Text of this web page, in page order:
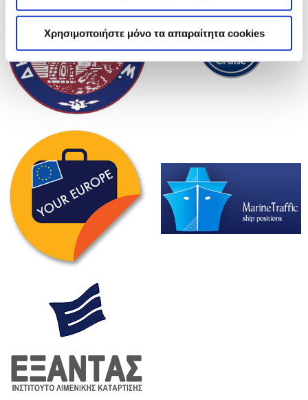
Χρησιμοποιήστε μόνο τα απαραίτητα cookies